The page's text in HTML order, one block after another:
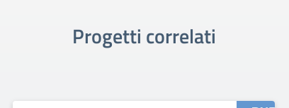
Progetti correlati